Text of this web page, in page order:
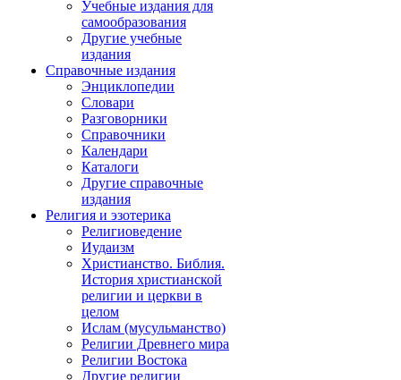
Учебные издания для
самообразования
Другие учебные
издания
Справочные издания
Энциклопедии
Словари
Разговорники
Справочники
Календари
Каталоги
Другие справочные
издания
Религия и эзотерика
Религиоведение
Иудаизм
Христианство. Библия.
История христианской
религии и церкви в
целом
Ислам (мусульманство)
Религии Древнего мира
Религии Востока
Другие религии